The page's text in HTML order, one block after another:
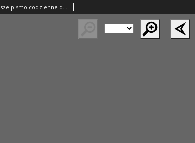
Goniec Wielkopolski: najtańsze pismo codzienne dla wszystkich stanów 1928.03.07 R.51 Nr55